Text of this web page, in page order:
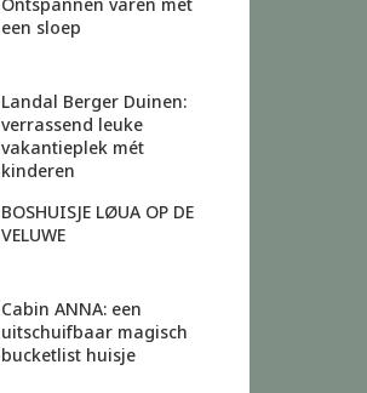
een sloep
Landal Berger Duinen:
verrassend leuke
vakantieplek mét
kinderen
BOSHUISJE LØUA OP DE
VELUWE
Cabin ANNA: een
uitschuifbaar magisch
bucketlist huisje